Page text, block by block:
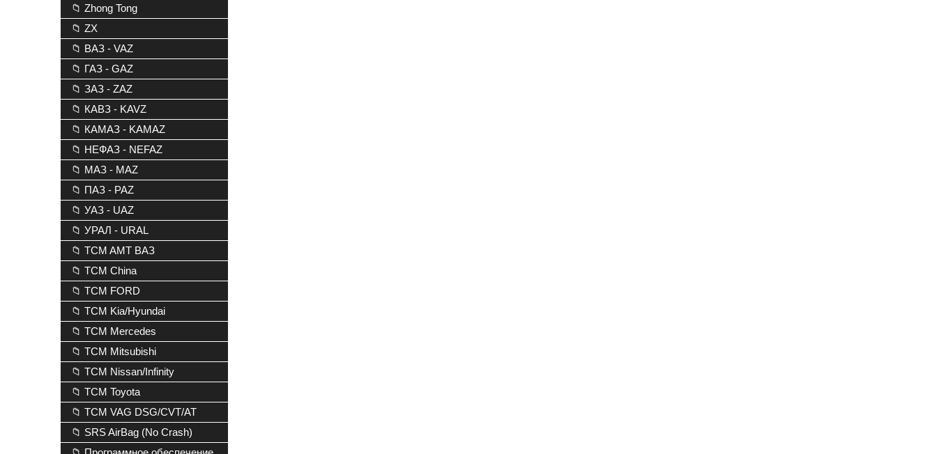
📁 Zhong Tong
📁 ZX
📁 ВАЗ - VAZ
📁 ГАЗ - GAZ
📁 ЗАЗ - ZAZ
📁 КАВЗ - KAVZ
📁 КАМАЗ - KAMAZ
📁 НЕФАЗ - NEFAZ
📁 МАЗ - MAZ
📁 ПАЗ - PAZ
📁 УАЗ - UAZ
📁 УРАЛ - URAL
📁 TCM AMT ВАЗ
📁 TCM China
📁 TCM FORD
📁 TCM Kia/Hyundai
📁 TCM Mercedes
📁 TCM Mitsubishi
📁 TCM Nissan/Infinity
📁 TCM Toyota
📁 TCM VAG DSG/CVT/AT
📁 SRS AirBag (No Crash)